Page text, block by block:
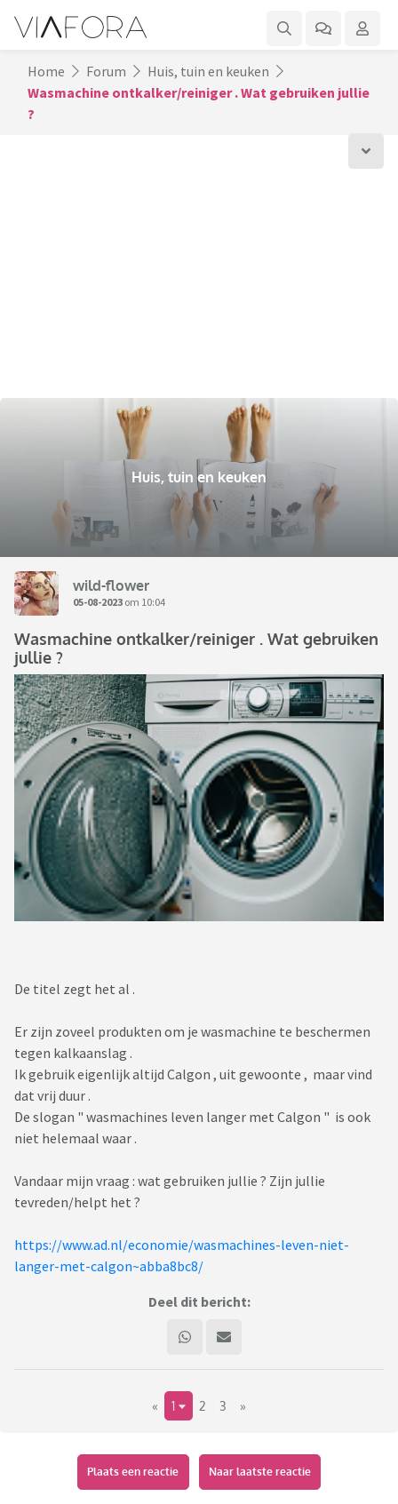
Home Forum
Huis, tuin en keuken
Wasmachine ontkalker/reiniger . Wat gebruiken jullie
?
Huis, tuin en keuken
wild-flower
05-08-2023 om 10:04
Wasmachine ontkalker/reiniger . Wat gebruiken
jullie ?
De titel zegt het al .
Er zijn zoveel produkten om je wasmachine te beschermen
tegen kalkaanslag .
Ik gebruik eigenlijk altijd Calgon , uit gewoonte , maar vind
dat vrij duur .
De slogan " wasmachines leven langer met Calgon " is ook
niet helemaal waar .
Vandaar mijn vraag : wat gebruiken jullie ? Zijn jullie
tevreden/helpt het ?
https://www.ad.nl/economie/wasmachines-leven-niet-
langer-met-calgon~abba8bc8/
Deel dit bericht:
« 1 2 3 »
Plaats een reactie Naar laatste reactie